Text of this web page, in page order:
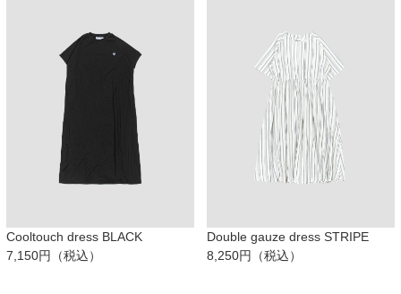
Cooltouch dress BLACK
7,150円（税込）
Double gauze dress STRIPE
8,250円（税込）